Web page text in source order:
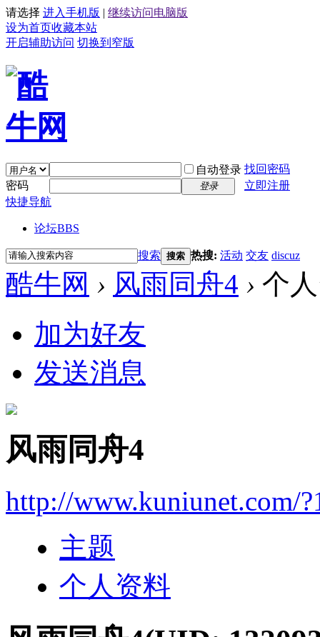
请选择 进入手机版 | 继续访问电脑版
设为首页收藏本站
开启辅助访问 切换到窄版
自动登录 找回密码
密码
登录
立即注册
快捷导航
论坛BBS
搜索 搜索 热搜: 活动 交友 discuz
酷牛网 › 风雨同舟4 › 个
加为好友
发送消息
风雨同舟4
http://www.kuniunet.com/
主题
个人资料